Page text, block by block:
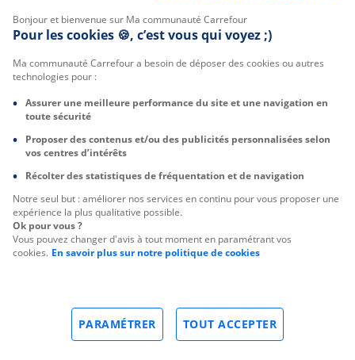
Bonjour et bienvenue sur Ma communauté Carrefour
Pour les cookies 🍪, c’est vous qui voyez ;)
Ma communauté Carrefour a besoin de déposer des cookies ou autres
technologies pour :
Assurer une meilleure performance du site et une navigation en
toute sécurité
Proposer des contenus et/ou des publicités personnalisées selon
vos centres d’intérêts
Récolter des statistiques de fréquentation et de navigation
Notre seul but : améliorer nos services en continu pour vous proposer une
expérience la plus qualitative possible.
Ok pour vous ?
Vous pouvez changer d'avis à tout moment en paramétrant vos
cookies. En savoir plus sur notre politique de cookies
TOUT ACCEPTER
PARAMÉTRER